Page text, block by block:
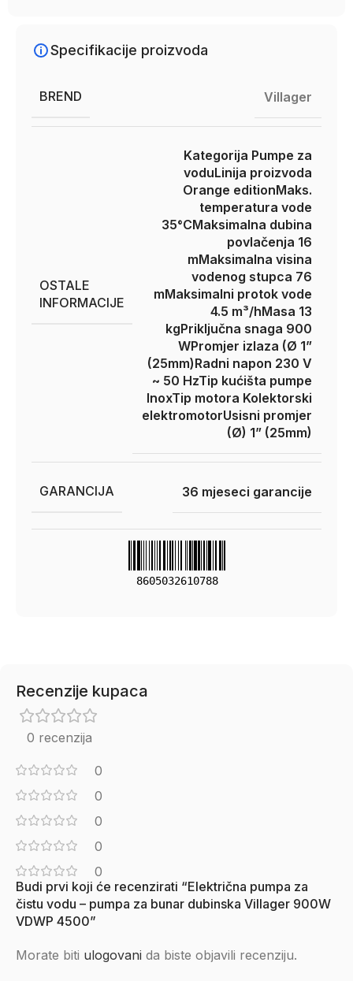
Specifikacije proizvoda
BREND Villager
OSTALE
INFORMACIJE
Kategorija Pumpe za
voduLinija proizvoda
Orange editionMaks.
temperatura vode
35°CMaksimalna dubina
povlačenja 16
mMaksimalna visina
vodenog stupca 76
mMaksimalni protok vode
4.5 m³/hMasa 13
kgPriključna snaga 900
WPromjer izlaza (Ø 1”
(25mm)Radni napon 230 V
~ 50 HzTip kućišta pumpe
InoxTip motora Kolektorski
elektromotorUsisni promjer
(Ø) 1” (25mm)
GARANCIJA 36 mjeseci garancije
8605032610788
Recenzije kupaca
0 recenzija
0
0
0
0
0
Budi prvi koji će recenzirati “Električna pumpa za
čistu vodu – pumpa za bunar dubinska Villager 900W
VDWP 4500”
Morate biti ulogovani da biste objavili recenziju.